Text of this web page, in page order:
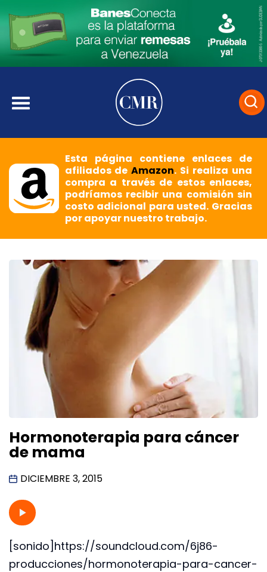
Esta página contiene enlaces de
afiliados deAmazon. Si realiza una
compra a través de estos enlaces,
podríamos recibir una comisión sin
costo adicional para usted. Gracias
por apoyar nuestro trabajo.
Hormonoterapia para cáncer
de mama
DICIEMBRE 3, 2015
[sonido]https://soundcloud.com/6j86-
producciones/hormonoterapia-para-cancer-